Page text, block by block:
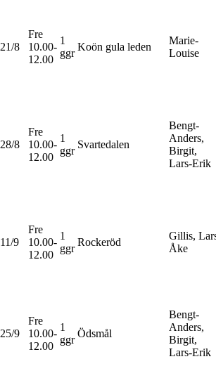
21/8
Fre
10.00-
12.00
1
ggr
Koön gula leden
Marie-
Louise
28/8
Fre
10.00-
12.00
1
ggr
Svartedalen
Bengt-
Anders,
Birgit,
Lars-Erik
11/9
Fre
10.00-
12.00
1
ggr
Rockeröd
Gillis,
Åke
25/9
Fre
10.00-
12.00
1
ggr
Ödsmål
Bengt-
Anders,
Birgit,
Lars-Erik